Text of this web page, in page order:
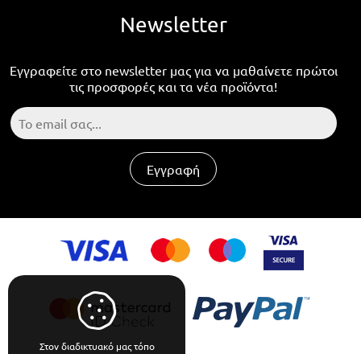
Newsletter
Εγγραφείτε στο newsletter μας για να μαθαίνετε πρώτοι
τις προσφορές και τα νέα προϊόντα!
Εγγραφή
Στον διαδικτυακό μας τόπο